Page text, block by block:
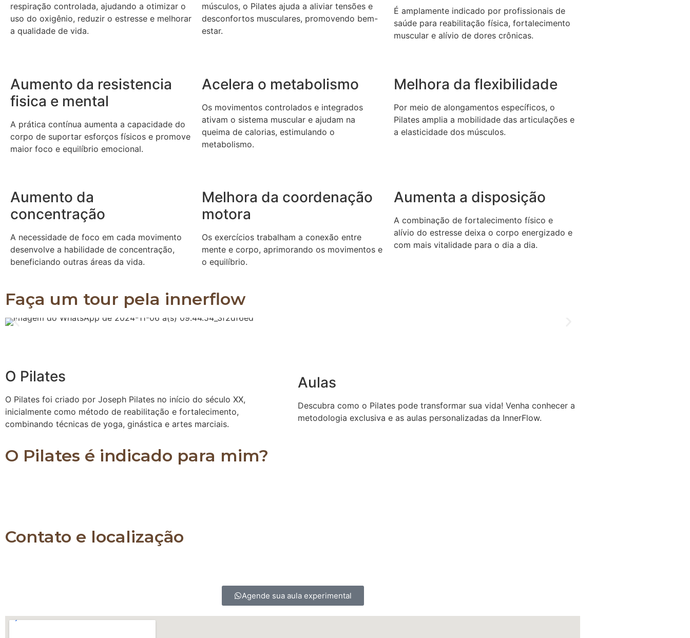
respiração controlada, ajudando a otimizar o
uso do oxigênio, reduzir o estresse e melhorar
a qualidade de vida.
músculos, o Pilates ajuda a aliviar tensões e
desconfortos musculares, promovendo bem-
estar.
É amplamente indicado por profissionais de
saúde para reabilitação física, fortalecimento
muscular e alívio de dores crônicas.
Aumento da resistencia
fisica e mental
A prática contínua aumenta a capacidade do
corpo de suportar esforços físicos e promove
maior foco e equilíbrio emocional.
Acelera o metabolismo
Os movimentos controlados e integrados
ativam o sistema muscular e ajudam na
queima de calorias, estimulando o
metabolismo.
Melhora da flexibilidade
Por meio de alongamentos específicos, o
Pilates amplia a mobilidade das articulações e
a elasticidade dos músculos.
Aumento da
concentração
A necessidade de foco em cada movimento
desenvolve a habilidade de concentração,
beneficiando outras áreas da vida.
Melhora da coordenação
motora
Os exercícios trabalham a conexão entre
mente e corpo, aprimorando os movimentos e
o equilíbrio.
Aumenta a disposição
A combinação de fortalecimento físico e
alívio do estresse deixa o corpo energizado e
com mais vitalidade para o dia a dia.
Faça um tour pela innerflow
O Pilates
O Pilates foi criado por Joseph Pilates no início do século XX,
inicialmente como método de reabilitação e fortalecimento,
combinando técnicas de yoga, ginástica e artes marciais.
Aulas
Descubra como o Pilates pode transformar sua vida! Venha conhecer a
metodologia exclusiva e as aulas personalizadas da InnerFlow.
O Pilates é indicado para mim?
Contato e localização
Agende sua aula experimental